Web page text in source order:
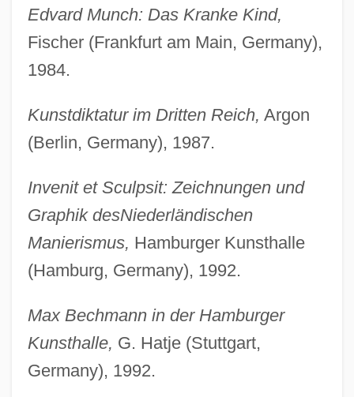
Edvard Munch: Das Kranke Kind,
Fischer (Frankfurt am Main, Germany),
1984.
Kunstdiktatur im Dritten Reich, Argon
(Berlin, Germany), 1987.
Invenit et Sculpsit: Zeichnungen und
Graphik desNiederländischen
Manierismus, Hamburger Kunsthalle
(Hamburg, Germany), 1992.
Max Bechmann in der Hamburger
Kunsthalle, G. Hatje (Stuttgart,
Germany), 1992.